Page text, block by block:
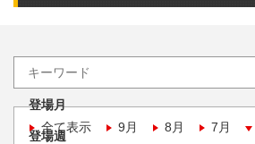
登場月
全て表示
9月 8月 7月
登場週